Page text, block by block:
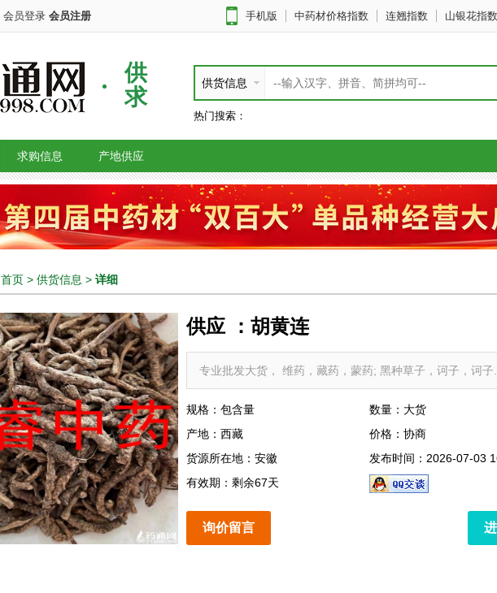
会员登录 会员注册 手机版 中药材价格指数 连翘指数 山银花指数
供
求
供货信息
热门搜索：
求购信息 产地供应
首页 > 供货信息 > 详细
供应 ：胡黄连
专业批发大货， 维药，藏药，蒙药; 黑种草子，诃子，诃子...
规格：包含量
数量：大货
产地：西藏
价格：协商
货源所在地：安徽
发布时间：2026-07-03
有效期：剩余67天
询价留言